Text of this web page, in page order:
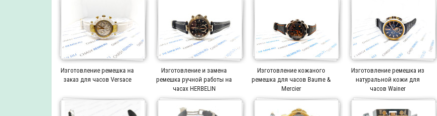
Изготовление ремешка на
заказ для часов Versace
Изготовление и замена
ремешка ручной работы на
часах HERBELIN
Изготовление кожаного
ремешка для часов Baume &
Mercier
Изготовление ремешка из
натуральной кожи для
часов Wainer